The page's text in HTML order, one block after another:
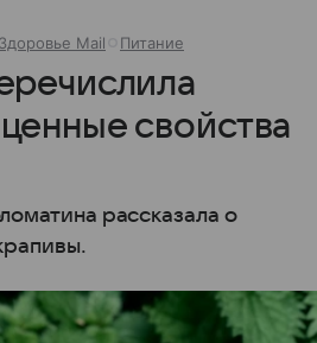
Здоровье Mail Питание
свойства
рассказала о